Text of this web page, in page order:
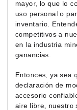
mayor, lo que lo
uso personal o
inventario.
competitivos a
en la industria
ganancias.
Entonces, ya sea
declaración de
accesorio
aire libre, nuestro